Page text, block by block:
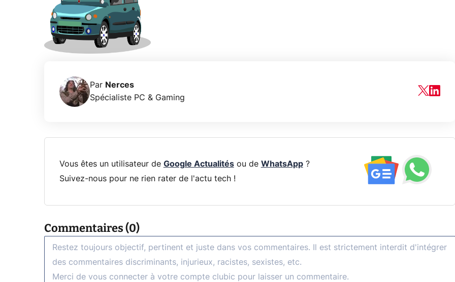
Par Nerces
Spécialiste PC & Gaming
Vous êtes un utilisateur de Google Actualitésou de WhatsApp?
Suivez-nous pour ne rien rater de l'actu tech !
Commentaires (0)